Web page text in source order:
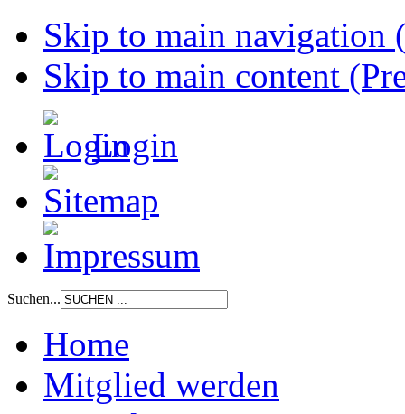
Skip to main navigation
Skip to main content
Login
Suchen...
Home
Mitglied werden